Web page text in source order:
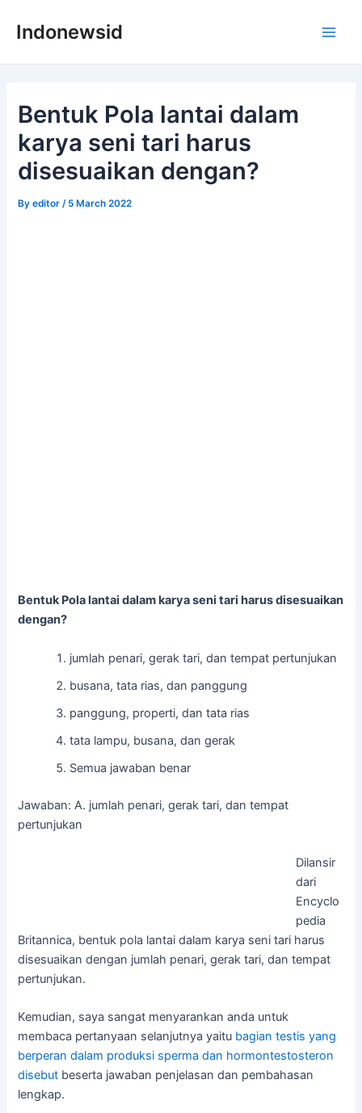
Indonewsid
Bentuk Pola lantai dalam
karya seni tari harus
disesuaikan dengan?
Byeditor / 5 March 2022
Bentuk Pola lantai dalam karya seni tari harus disesuaikan
dengan?
jumlah penari, gerak tari, dan tempat pertunjukan
busana, tata rias, dan panggung
panggung, properti, dan tata rias
tata lampu, busana, dan gerak
Semua jawaban benar
Jawaban: A. jumlah penari, gerak tari, dan tempat
pertunjukan
Dilansir
dari
Encyclo
pedia
Britannica, bentuk pola lantai dalam karya seni tari harus
disesuaikan dengan jumlah penari, gerak tari, dan tempat
pertunjukan.
Kemudian, saya sangat menyarankan anda untuk
membaca pertanyaan selanjutnya yaitu bagian testis yang
berperan dalam produksi sperma dan hormontestosteron
disebut beserta jawaban penjelasan dan pembahasan
lengkap.